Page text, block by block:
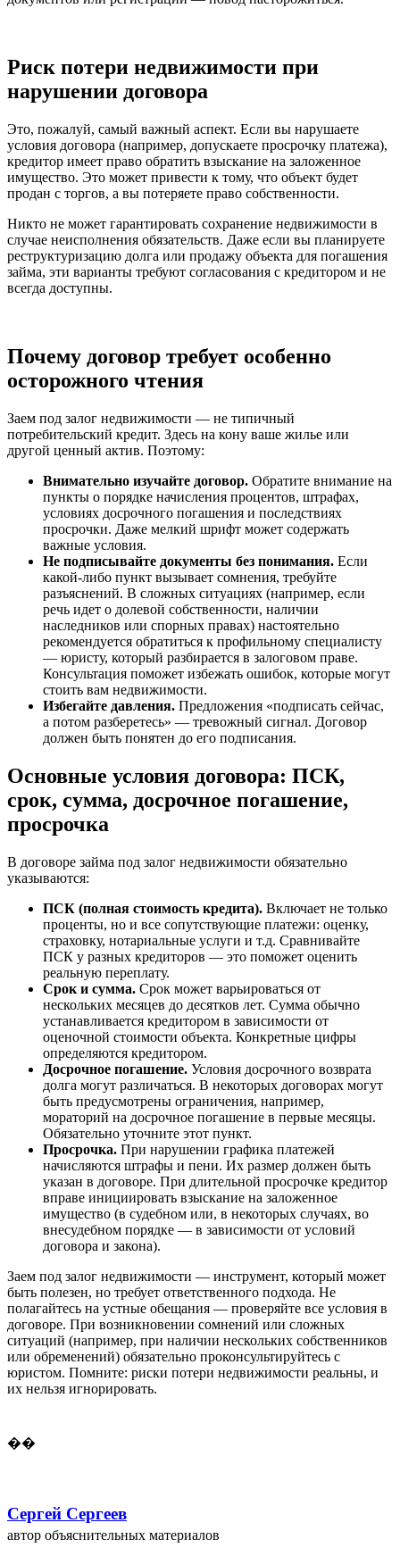
Риск потери недвижимости при
нарушении договора
Это, пожалуй, самый важный аспект. Если вы нарушаете
условия договора (например, допускаете просрочку платежа),
кредитор имеет право обратить взыскание на заложенное
имущество. Это может привести к тому, что объект будет
продан с торгов, а вы потеряете право собственности.
Никто не может гарантировать сохранение недвижимости в
случае неисполнения обязательств. Даже если вы планируете
реструктуризацию долга или продажу объекта для погашения
займа, эти варианты требуют согласования с кредитором и не
всегда доступны.
Почему договор требует особенно
осторожного чтения
Заем под залог недвижимости — не типичный
потребительский кредит. Здесь на кону ваше жилье или
другой ценный актив. Поэтому:
Внимательно изучайте договор. Обратите внимание на
пункты о порядке начисления процентов, штрафах,
условиях досрочного погашения и последствиях
просрочки. Даже мелкий шрифт может содержать
важные условия.
Не подписывайте документы без понимания. Если
какой-либо пункт вызывает сомнения, требуйте
разъяснений. В сложных ситуациях (например, если
речь идет о долевой собственности, наличии
наследников или спорных правах) настоятельно
рекомендуется обратиться к профильному специалисту
— юристу, который разбирается в залоговом праве.
Консультация поможет избежать ошибок, которые могут
стоить вам недвижимости.
Избегайте давления. Предложения «подписать сейчас,
а потом разберетесь» — тревожный сигнал. Договор
должен быть понятен до его подписания.
Основные условия договора: ПСК,
срок, сумма, досрочное погашение,
просрочка
В договоре займа под залог недвижимости обязательно
указываются:
ПСК (полная стоимость кредита). Включает не только
проценты, но и все сопутствующие платежи: оценку,
страховку, нотариальные услуги и т.д. Сравнивайте
ПСК у разных кредиторов — это поможет оценить
реальную переплату.
Срок и сумма. Срок может варьироваться от
нескольких месяцев до десятков лет. Сумма обычно
устанавливается кредитором в зависимости от
оценочной стоимости объекта. Конкретные цифры
определяются кредитором.
Досрочное погашение. Условия досрочного возврата
долга могут различаться. В некоторых договорах могут
быть предусмотрены ограничения, например,
мораторий на досрочное погашение в первые месяцы.
Обязательно уточните этот пункт.
Просрочка. При нарушении графика платежей
начисляются штрафы и пени. Их размер должен быть
указан в договоре. При длительной просрочке кредитор
вправе инициировать взыскание на заложенное
имущество (в судебном или, в некоторых случаях, во
внесудебном порядке — в зависимости от условий
договора и закона).
Заем под залог недвижимости — инструмент, который может
быть полезен, но требует ответственного подхода. Не
полагайтесь на устные обещания — проверяйте все условия в
договоре. При возникновении сомнений или сложных
ситуаций (например, при наличии нескольких собственников
или обременений) обязательно проконсультируйтесь с
юристом. Помните: риски потери недвижимости реальны, и
их нельзя игнорировать.
��
Сергей Сергеев
автор объяснительных материалов